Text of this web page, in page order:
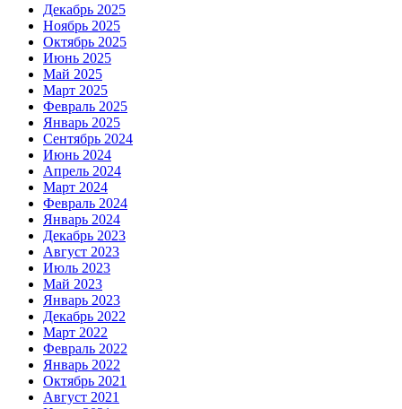
Декабрь 2025
Ноябрь 2025
Октябрь 2025
Июнь 2025
Май 2025
Март 2025
Февраль 2025
Январь 2025
Сентябрь 2024
Июнь 2024
Апрель 2024
Март 2024
Февраль 2024
Январь 2024
Декабрь 2023
Август 2023
Июль 2023
Май 2023
Январь 2023
Декабрь 2022
Март 2022
Февраль 2022
Январь 2022
Октябрь 2021
Август 2021